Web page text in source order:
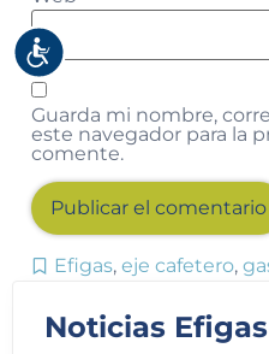
Accesibilidad
Noticias Efigas
Guarda mi nombre,
este navegador para la
comente.
Alternative:
Efigas, eje cafetero,